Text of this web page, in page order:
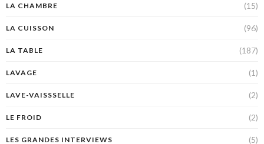
LA CHAMBRE (15)
LA CUISSON (96)
LA TABLE (187)
LAVAGE (1)
LAVE-VAISSSELLE (2)
LE FROID (2)
LES GRANDES INTERVIEWS (5)